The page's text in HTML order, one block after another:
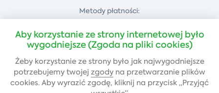
Metody płatności:
Za pobraniem Płatność kartą
Przelew bankowy
Aby korzystanie ze strony internetowej było
wygodniejsze (Zgoda na pliki cookies)
Żeby korzystanie ze strony było jak najwygodniejsze
potrzebujemy twojej zgody na przetwarzanie plików
cookies. Aby wyrazić zgodę, kliknij na przycisk „Przyjąć